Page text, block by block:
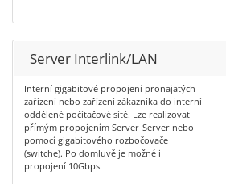
Server Interlink/LAN
Interní gigabitové propojení pronajatých
zařízení nebo zařízení zákazníka do interní
oddělené počítačové sítě. Lze realizovat
přímým propojením Server-Server nebo
pomocí gigabitového rozbočovače
(switche). Po domluvě je možné i
propojení 10Gbps.